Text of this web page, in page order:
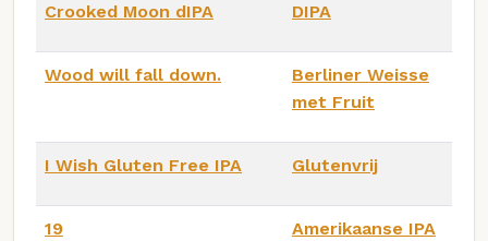
Crooked Moon dIPA DIPA
Wood will fall down.
Berliner Weisse
met Fruit
I Wish Gluten Free IPA Glutenvrij
19 Amerikaanse IPA